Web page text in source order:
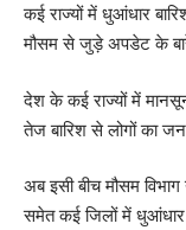
कई राज्यों में धुआंधार
मौसम से जुड़े अपडेट के
देश के कई राज्यों में
तेज बारिश से लोगों का
अब इसी बीच मौसम
समेत कई जिलों में धुआंधार